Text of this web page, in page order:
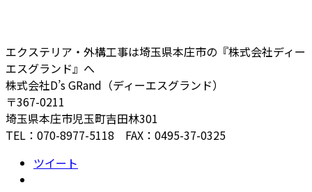
エクステリア・外構工事は埼玉県本庄市の『株式会社ディー
エスグランド』へ
株式会社D’s GRand（ディーエスグランド）
〒367-0211
埼玉県本庄市児玉町吉田林301
TEL：070-8977-5118 FAX：0495-37-0325
ツイート